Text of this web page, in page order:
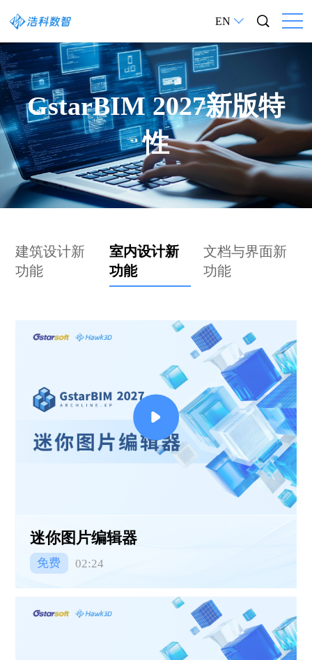
EN
GstarBIM 2027新版特
性
建筑设计新
功能
室内设计新
功能
文档与界面新
功能
迷你图片编辑器
免费 02:24